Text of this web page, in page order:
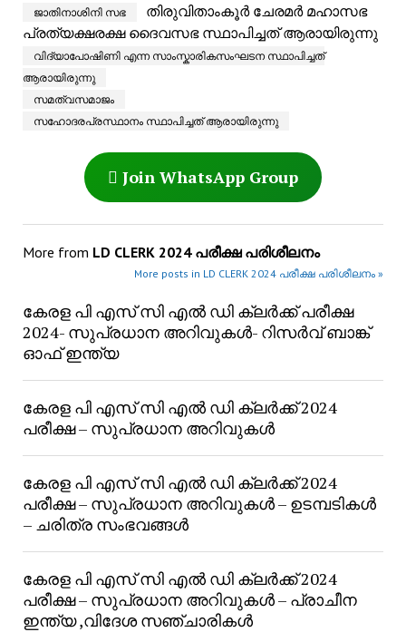
ജാതിനാശിനി സഭ
തിരുവിതാംകൂർ ചേരമർ മഹാസഭ
പ്രത്യക്ഷരക്ഷ ദൈവസഭ സ്ഥാപിച്ചത് ആരായിരുന്നു
വിദ്യാപോഷിണി എന്ന സാംസ്കാരികസംഘടന സ്ഥാപിച്ചത്
ആരായിരുന്നു
സമത്വസമാജം
സഹോദരപ്രസ്ഥാനം സ്ഥാപിച്ചത് ആരായിരുന്നു
Join WhatsApp Group
More from LD CLERK 2024 പരീക്ഷ പരിശീലനം
More posts in LD CLERK 2024 പരീക്ഷ പരിശീലനം »
കേരള പി എസ് സി എൽ ഡി ക്ലർക്ക് പരീക്ഷ
2024- സുപ്രധാന അറിവുകൾ- റിസർവ് ബാങ്ക്
ഓഫ് ഇന്ത്യ
കേരള പി എസ് സി എൽ ഡി ക്ലർക്ക് 2024
പരീക്ഷ – സുപ്രധാന അറിവുകൾ
കേരള പി എസ് സി എൽ ഡി ക്ലർക്ക് 2024
പരീക്ഷ – സുപ്രധാന അറിവുകൾ – ഉടമ്പടികൾ
– ചരിത്ര സംഭവങ്ങൾ
കേരള പി എസ് സി എൽ ഡി ക്ലർക്ക് 2024
പരീക്ഷ – സുപ്രധാന അറിവുകൾ – പ്രാചീന
ഇന്ത്യ ,വിദേശ സഞ്ചാരികൾ